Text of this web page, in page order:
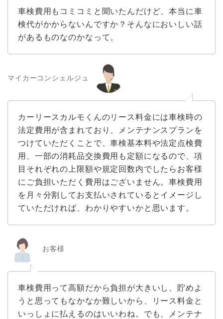
車検費用もコミコミと聞いたんだけど、本当に車
検代がかからないんですか？そんなにおいしい話
があるものなのかなって。
マイカーコンシェルジュ
カーリースカルモくんのリース料金には車検時の
法定費用が含まれており、メンテナンスプランを
つけていただくことで、車検基本料や法定点検費
用、一部の消耗品交換費用も定額になるので、項
目それぞれの上限額や規定回数内でしたらお客様
にご負担いただく費用はございません。車検費用
を月々分割してお支払いされているとイメージし
ていただければ、わかりやすいかと思います。
お客様
車検費用って高額だから負担が大きいし、貯めよ
うと思ってもなかなか難しいから、リース料金と
いっしょに払えるのはいいわね。でも、メンテナ